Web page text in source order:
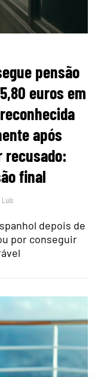
pensão
euros em
após
recusado:
final
depois de
por conseguir